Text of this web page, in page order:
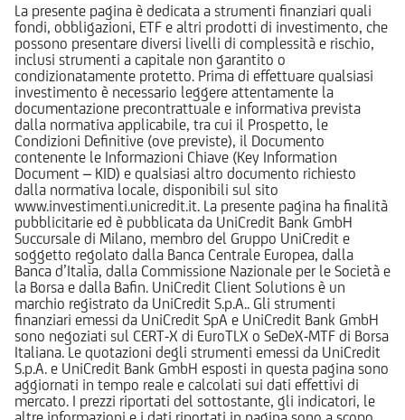
La presente pagina è dedicata a strumenti finanziari quali
fondi, obbligazioni, ETF e altri prodotti di investimento, che
possono presentare diversi livelli di complessità e rischio,
inclusi strumenti a capitale non garantito o
condizionatamente protetto. Prima di effettuare qualsiasi
investimento è necessario leggere attentamente la
documentazione precontrattuale e informativa prevista
dalla normativa applicabile, tra cui il Prospetto, le
Condizioni Definitive (ove previste), il Documento
contenente le Informazioni Chiave (Key Information
Document – KID) e qualsiasi altro documento richiesto
dalla normativa locale, disponibili sul sito
www.investimenti.unicredit.it. La presente pagina ha finalità
pubblicitarie ed è pubblicata da UniCredit Bank GmbH
Succursale di Milano, membro del Gruppo UniCredit e
soggetto regolato dalla Banca Centrale Europea, dalla
Banca d’Italia, dalla Commissione Nazionale per le Società e
la Borsa e dalla Bafin. UniCredit Client Solutions è un
marchio registrato da UniCredit S.p.A.. Gli strumenti
finanziari emessi da UniCredit SpA e UniCredit Bank GmbH
sono negoziati sul CERT-X di EuroTLX o SeDeX-MTF di Borsa
Italiana. Le quotazioni degli strumenti emessi da UniCredit
S.p.A. e UniCredit Bank GmbH esposti in questa pagina sono
aggiornati in tempo reale e calcolati sui dati effettivi di
mercato. I prezzi riportati del sottostante, gli indicatori, le